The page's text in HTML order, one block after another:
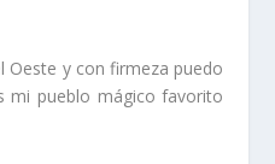
Oeste y con firmeza puedo
mi pueblo mágico favorito